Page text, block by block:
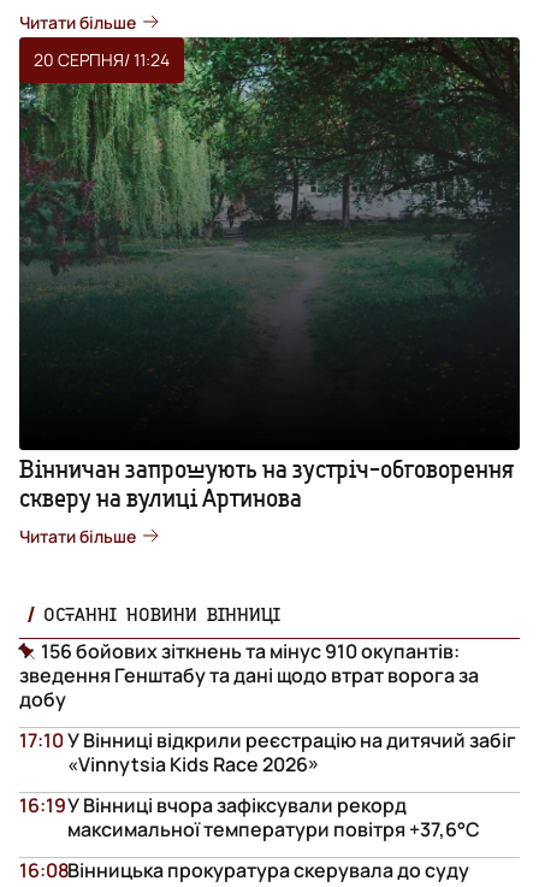
Читати більше
20 СЕРПНЯ/ 11:24
Вінничан запрошують на зустріч-обговорення
скверу на вулиці Артинова
Читати більше
ОСТАННІ НОВИНИ ВІННИЦІ
156 бойових зіткнень та мінус 910 окупантів:
зведення Генштабу та дані щодо втрат ворога за
добу
У Вінниці відкрили реєстрацію на дитячий забіг
«Vinnytsia Kids Race 2026»
17:10
У Вінниці вчора зафіксували рекорд
максимальної температури повітря +37,6°С
16:19
Вінницька прокуратура скерувала до суду
16:08